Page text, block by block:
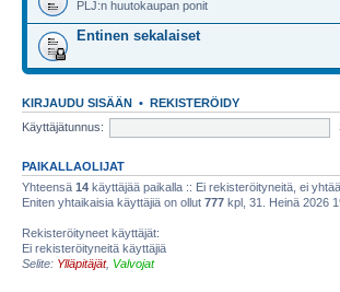
PLJ:n huutokaupan ponit
Entinen sekalaiset
KIRJAUDU SISÄÄN • REKISTERÖIDY
Käyttäjätunnus:
PAIKALLAOLIJAT
Yhteensä 14 käyttäjää paikalla :: Ei rekisteröityneitä, ei
Eniten yhtaikaisia käyttäjiä on ollut 777 kpl, 31. Heinä 2026
Rekisteröityneet käyttäjät:
Ei rekisteröityneitä käyttäjiä
Selite: Ylläpitäjät, Valvojat